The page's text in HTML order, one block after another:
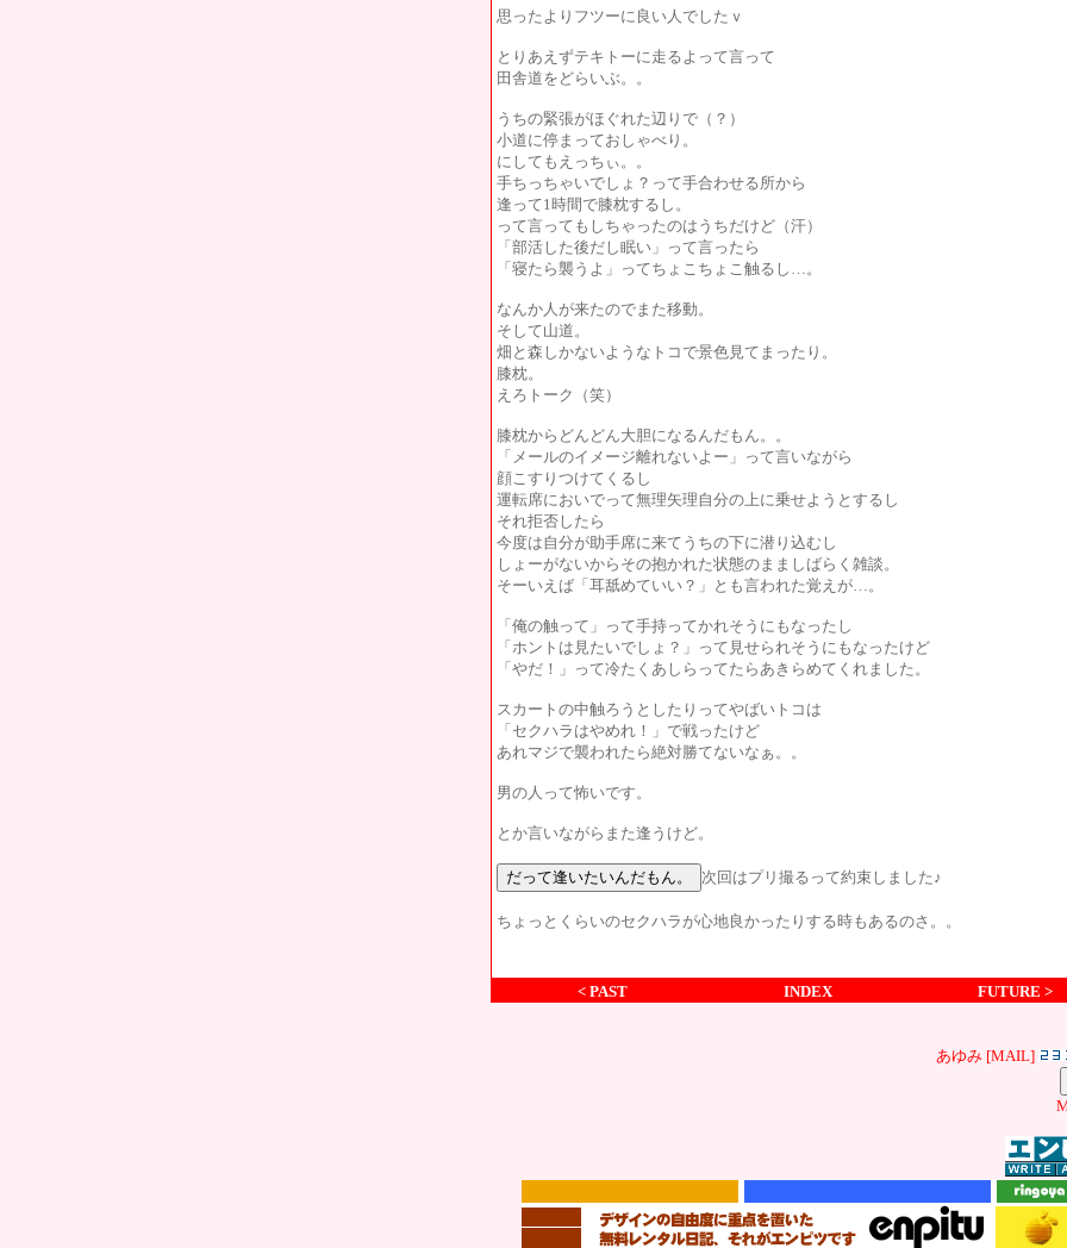
思ったよりフツーに良い人でしたｖ
とりあえずテキトーに走るよって言って
田舎道をどらいぶ。。
うちの緊張がほぐれた辺りで（？）
小道に停まっておしゃべり。
にしてもえっちぃ。。
手ちっちゃいでしょ？って手合わせる所から
逢って1時間で膝枕するし。
って言ってもしちゃったのはうちだけど（汗）
「部活した後だし眠い」って言ったら
「寝たら襲うよ」ってちょこちょこ触るし…。
なんか人が来たのでまた移動。
そして山道。
畑と森しかないようなトコで景色見てまったり。
膝枕。
えろトーク（笑）
膝枕からどんどん大胆になるんだもん。。
「メールのイメージ離れないよー」って言いながら
顔こすりつけてくるし
運転席においでって無理矢理自分の上に乗せようとするし
それ拒否したら
今度は自分が助手席に来てうちの下に潜り込むし
しょーがないからその抱かれた状態のまましばらく雑談。
そーいえば「耳舐めていい？」とも言われた覚えが…。
「俺の触って」って手持ってかれそうにもなったし
「ホントは見たいでしょ？」って見せられそうにもなったけど
「やだ！」って冷たくあしらってたらあきらめてくれました。
スカートの中触ろうとしたりってやばいトコは
「セクハラはやめれ！」で戦ったけど
あれマジで襲われたら絶対勝てないなぁ。。
男の人って怖いです。
とか言いながらまた逢うけど。
次回はプリ撮るって約束しました♪
ちょっとくらいのセクハラが心地良かったりする時もあるのさ。。
< PAST INDEX FUTURE >
あゆみ [MAIL]